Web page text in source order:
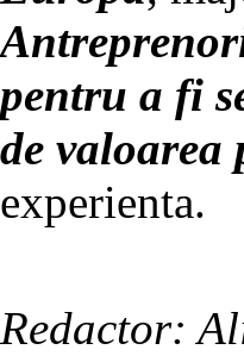
pentru a fi
de valoarea
experienta.
Redactor: